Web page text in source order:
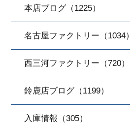
本店ブログ（1225）
名古屋ファクトリー（1034）
西三河ファクトリー（720）
鈴鹿店ブログ（1199）
入庫情報（305）